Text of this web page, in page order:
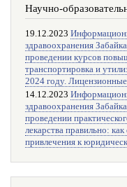
Научно-
19.12.2023
здравоохранения
проведении курсов
транспортировка и
2024 году.
14.12.2023
здравоохранения
проведении
лекарства правильно:
привлечения к